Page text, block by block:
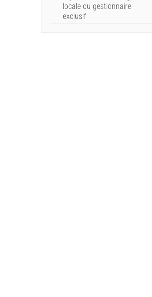
locale ou gestionnaire
exclusif